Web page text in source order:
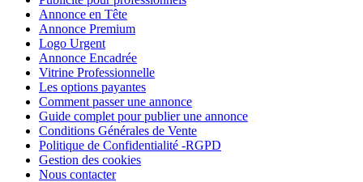
Annonce en Tête
Annonce Premium
Logo Urgent
Annonce Encadrée
Vitrine Professionnelle
Les options payantes
Comment passer une annonce
Guide complet pour publier une annonce
Conditions Générales de Vente
Politique de Confidentialité -RGPD
Gestion des cookies
Nous contacter